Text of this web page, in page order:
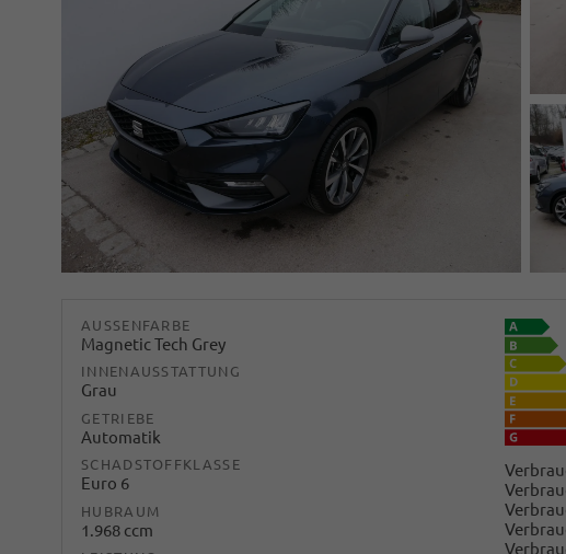
AUSSENFARBE
Magnetic Tech Grey
INNENAUSSTATTUNG
Grau
GETRIEBE
Automatik
SCHADSTOFFKLASSE
Euro 6
HUBRAUM
1.968 ccm